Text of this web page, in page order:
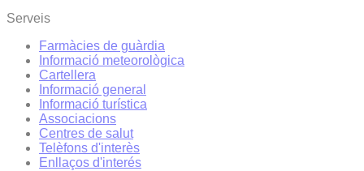
Serveis
Farmàcies de guàrdia
Informació meteorològica
Cartellera
Informació general
Informació turística
Associacions
Centres de salut
Telèfons d'interès
Enllaços d'interés